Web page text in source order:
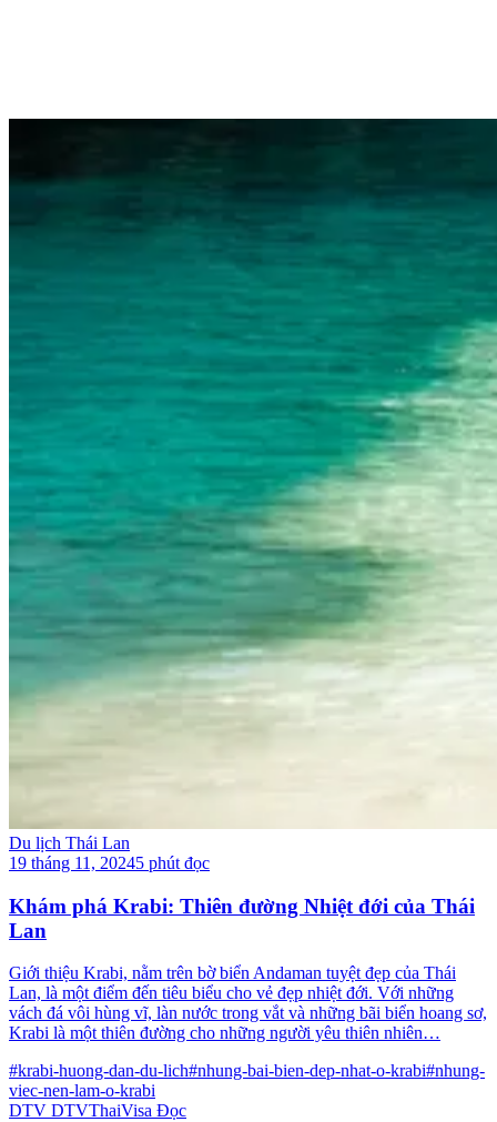
Du lịch Thái Lan
19 tháng 11, 20245 phút đọc
Khám phá Krabi: Thiên đường Nhiệt đới của Thái
Lan
Giới thiệu Krabi, nằm trên bờ biển Andaman tuyệt đẹp của Thái
Lan, là một điểm đến tiêu biểu cho vẻ đẹp nhiệt đới. Với những
vách đá vôi hùng vĩ, làn nước trong vắt và những bãi biển hoang sơ,
Krabi là một thiên đường cho những người yêu thiên nhiên…
#krabi-huong-dan-du-lich#nhung-bai-bien-dep-nhat-o-krabi#nhung-
viec-nen-lam-o-krabi
DTV DTVThaiVisa Đọc